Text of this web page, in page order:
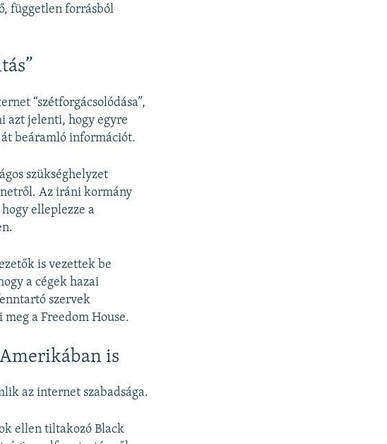
független forrásból
“szétforgácsolódása”,
azt jelenti, hogy egyre
beáramló információt.
szükséghelyzet
Az iráni kormány
elleplezze a
is vezettek be
a cégek hazai
szervek
a Freedom House.
is
az internet szabadsága.
ellen tiltakozó Black